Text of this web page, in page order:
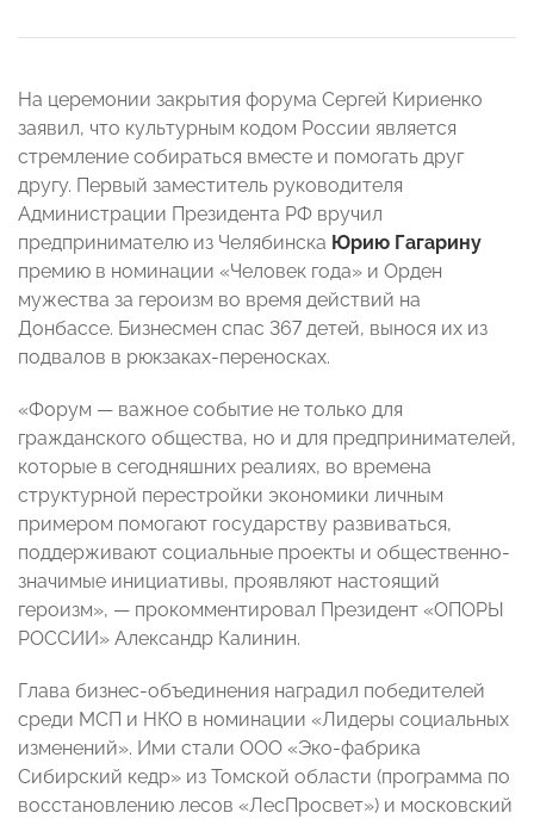
На церемонии закрытия форума Сергей Кириенко
заявил, что культурным кодом России является
стремление собираться вместе и помогать друг
другу. Первый заместитель руководителя
Администрации Президента РФ вручил
предпринимателю из Челябинска Юрию Гагарину
премию в номинации «Человек года» и Орден
мужества за героизм во время действий на
Донбассе. Бизнесмен спас 367 детей, вынося их из
подвалов в рюкзаках-переносках.
«Форум — важное событие не только для
гражданского общества, но и для предпринимателей,
которые в сегодняшних реалиях, во времена
структурной перестройки экономики личным
примером помогают государству развиваться,
поддерживают социальные проекты и общественно-
значимые инициативы, проявляют настоящий
героизм», — прокомментировал Президент «ОПОРЫ
РОССИИ» Александр Калинин.
Глава бизнес-объединения наградил победителей
среди МСП и НКО в номинации «Лидеры социальных
изменений». Ими стали ООО «Эко-фабрика
Сибирский кедр» из Томской области (программа по
восстановлению лесов «ЛесПросвет») и московский